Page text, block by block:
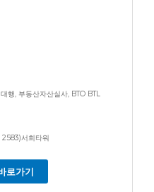
행, 부동산자산실사, BTO BTL
서희타워
로가기